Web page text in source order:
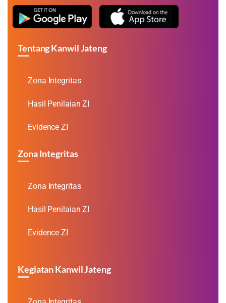
Tentang Kanwil Jateng
Zona Integritas
Hasil Penilaian ZI
Evidence ZI
Zona Integritas
Zona Integritas
Hasil Penilaian ZI
Evidence ZI
Kegiatan Kanwil Jateng